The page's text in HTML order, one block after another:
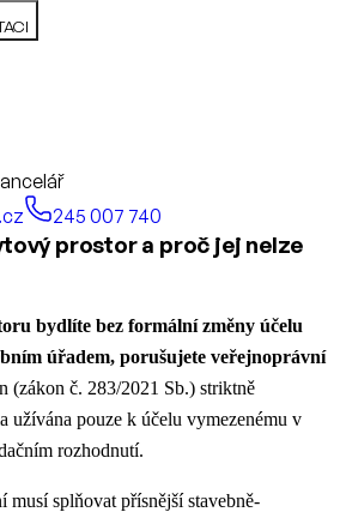
245 007 740
prostor a proč jej nelze
bydlíte bez formální změny účelu
úřadem, porušujete veřejnoprávní
(zákon č. 283/2021 Sb.) striktně
užívána pouze k účelu vymezenému v
rozhodnutí.
musí splňovat přísnější stavebně-